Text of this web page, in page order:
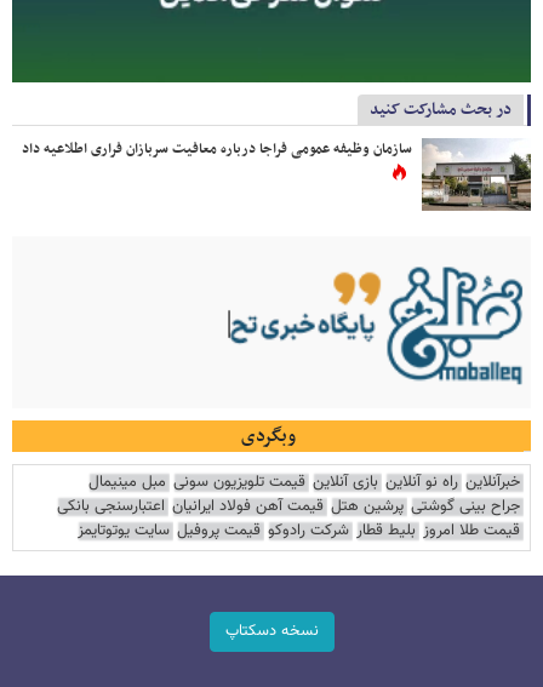
در بحث مشارکت کنید
سازمان وظیفه عمومی فراجا درباره معافیت سربازان فراری اطلاعیه داد
وبگردی
خبرآنلاین راه نو آنلاین بازی آنلاین قیمت تلویزیون سونی مبل مینیمال
جراح بینی گوشتی پرشین هتل قیمت آهن فولاد ایرانیان اعتبارسنجی بانکی
قیمت طلا امروز بلیط قطار شرکت رادوکو قیمت پروفیل سایت یوتوتایمز
نسخه دسکتاپ